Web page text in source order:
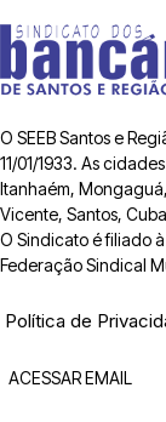
O SEEB Santos e
11/01/1933. As
Itanhaém,
Vicente, Santos,
O Sindicato é filiado
Federação Sindical
Política de
ACESSAR EMAIL